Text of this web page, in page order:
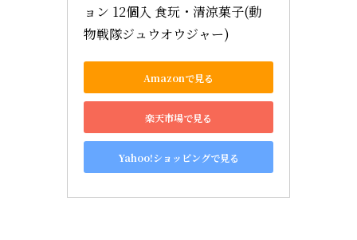
ョン 12個入 食玩・清涼菓子(動
物戦隊ジュウオウジャー)
Amazonで見る
楽天市場で見る
Yahoo!ショッピングで見る